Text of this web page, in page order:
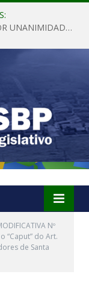
PROJETO DE LEI 002/2026 APROVADO POR UNANIMIDADE EM SESSÃO ORDINÁRIA NESTA QUINTA – FEIRA 28 DE MAIO DE 2026
Nº
“Caput” do Art.
de Santa